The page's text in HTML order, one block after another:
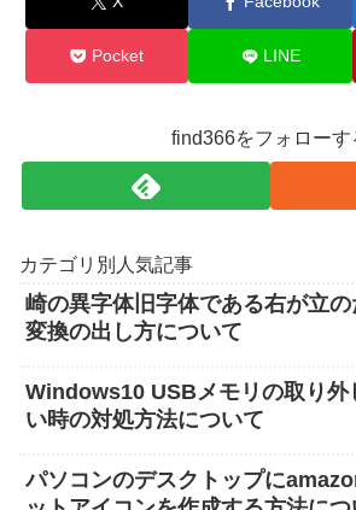
Pocket LINE
find366をフォローす
カテゴリ別人気記事
崎の異字体旧字体である右が立
変換の出し方について
Windows10 USBメモリの取り外
い時の対処方法について
パソコンのデスクトップに